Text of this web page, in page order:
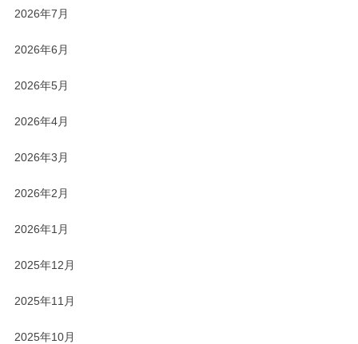
2026年7月
2026年6月
2026年5月
2026年4月
2026年3月
2026年2月
2026年1月
2025年12月
2025年11月
2025年10月